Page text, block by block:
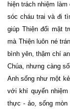
hiện trách nhiệm
sóc cháu trai và đi
giúp Thiện đối mặt
mà Thiện luôn né
bình yên, thậm chí
Chúa, nhưng càng
Anh sống như một
với khí quyển
thực - ảo, sống